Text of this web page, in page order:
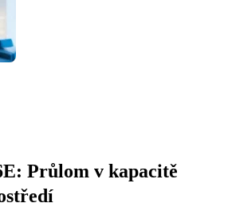
Průlom v kapacitě